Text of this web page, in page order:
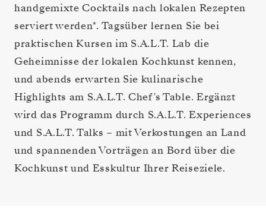
handgemixte Cocktails nach lokalen Rezepten
serviert werden*. Tagsüber lernen Sie bei
praktischen Kursen im S.A.L.T. Lab die
Geheimnisse der lokalen Kochkunst kennen,
und abends erwarten Sie kulinarische
Highlights am S.A.L.T. Chef’s Table. Ergänzt
wird das Programm durch S.A.L.T. Experiences
und S.A.L.T. Talks – mit Verkostungen an Land
und spannenden Vorträgen an Bord über die
Kochkunst und Esskultur Ihrer Reiseziele.